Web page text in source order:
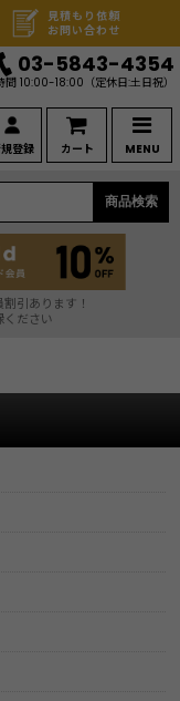
登録 カート MENU
見積もり依頼
お問い合わせ
03-5843-4354
間 10:00-18:00 （定休日:土日祝）
商品検索
引あります！
ください